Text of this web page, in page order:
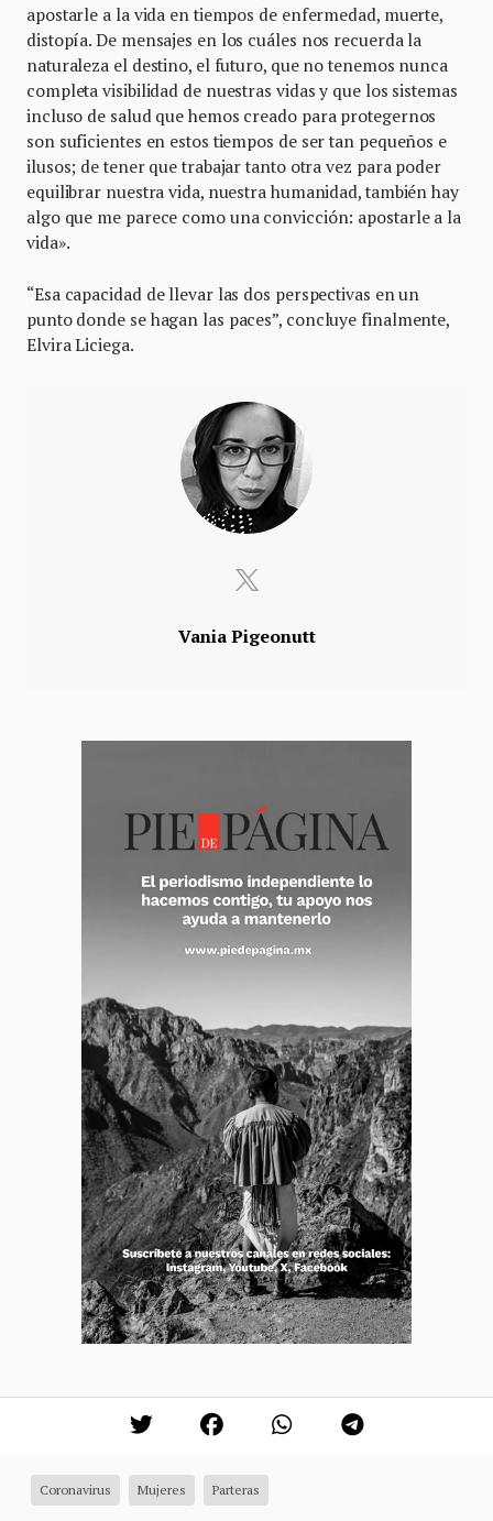
apostarle a la vida en tiempos de enfermedad, muerte,
distopía. De mensajes en los cuáles nos recuerda la
naturaleza el destino, el futuro, que no tenemos nunca
completa visibilidad de nuestras vidas y que los sistemas
incluso de salud que hemos creado para protegernos
son suficientes en estos tiempos de ser tan pequeños e
ilusos; de tener que trabajar tanto otra vez para poder
equilibrar nuestra vida, nuestra humanidad, también hay
algo que me parece como una convicción: apostarle a la
vida».
“Esa capacidad de llevar las dos perspectivas en un
punto donde se hagan las paces”, concluye finalmente,
Elvira Liciega.
Vania Pigeonutt
Coronavirus Mujeres Parteras